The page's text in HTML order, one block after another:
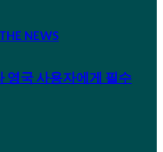
NEWS
영국 사용자에게 필수